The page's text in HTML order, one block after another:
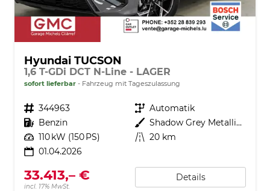
Hyundai TUCSON
1,6 T-GDi DCT N-Line - LAGER
sofort lieferbar Fahrzeug mit Tageszulassung
Fahrzeugnr. 344963 Getriebe Automatik
Kraftstoff Benzin Außenfarbe
Shadow Grey Metallic ()
Leistung 110 kW (150 PS) Kilometerstand 20 km
01.04.2026
33.413,– €
incl. 17% MwSt.
Details